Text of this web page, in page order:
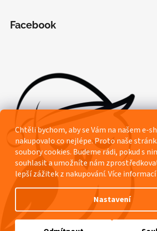
Chtěli bychom, aby se Vám na našem e-
nakupovalo co nejlépe. Proto naše
soubory cookies. Budeme rádi, pokud s
souhlasit a umožníte nám
lepší zážitek z nakupování.Více informací
Nastavení
Facebook